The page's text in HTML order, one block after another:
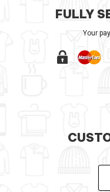
FULLY
Your